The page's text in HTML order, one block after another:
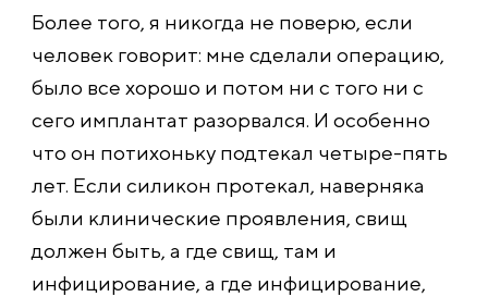
Более того, я никогда не поверю, если
человек говорит: мне сделали операцию,
было все хорошо и потом ни с того ни с
сего имплантат разорвался. И особенно
что он потихоньку подтекал четыре-пять
лет. Если силикон протекал, наверняка
были клинические проявления, свищ
должен быть, а где свищ, там и
инфицирование, а где инфицирование,